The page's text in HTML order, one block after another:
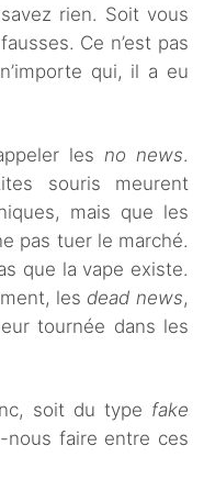
rien. Soit vous
Ce n’est pas
qui, il a eu
lesno news.
souris meurent
mais que les
pas tuer le marché.
que la vape existe.
les dead news,
tournée dans les
soit du type fake
nous faire entre ces